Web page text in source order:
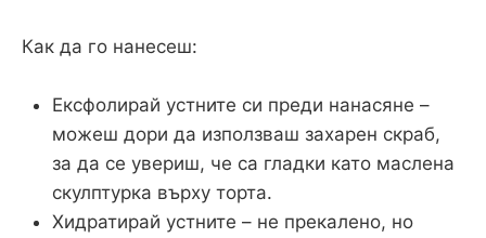
Как да го нанесеш:
Ексфолирай устните си преди нанасяне –
можеш дори да използваш захарен скраб,
за да се увериш, че са гладки като маслена
скулптурка върху торта.
Хидратирай устните – не прекалено, но